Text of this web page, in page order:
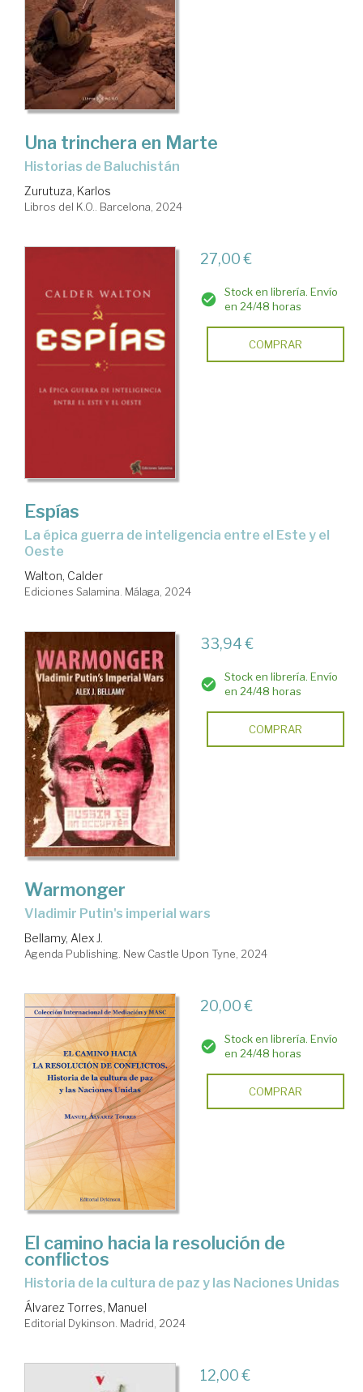
Una trinchera en Marte
Historias de Baluchistán
Zurutuza, Karlos
Libros del K.O.. Barcelona, 2024
27,00 €
Stock en librería. Envío
en 24/48 horas
COMPRAR
Espías
la épica guerra de inteligencia entre el Este y el
Oeste
Walton, Calder
Ediciones Salamina. Málaga, 2024
33,94 €
Stock en librería. Envío
en 24/48 horas
COMPRAR
Warmonger
Vladimir Putin's imperial wars
Bellamy, Alex J.
Agenda Publishing. New Castle Upon Tyne, 2024
20,00 €
Stock en librería. Envío
en 24/48 horas
COMPRAR
El camino hacia la resolución de
conflictos
Historia de la cultura de paz y las Naciones Unidas
Álvarez Torres, Manuel
Editorial Dykinson. Madrid, 2024
12,00 €